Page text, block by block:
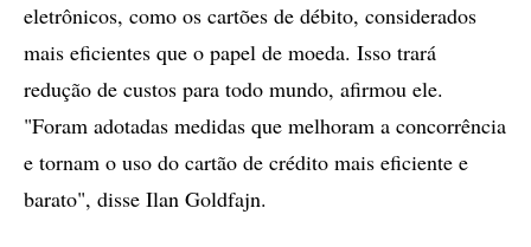
eletrônicos, como os cartões de débito, considerados
mais eficientes que o papel de moeda. Isso trará
redução de custos para todo mundo, afirmou ele.
"Foram adotadas medidas que melhoram a concorrência
e tornam o uso do cartão de crédito mais eficiente e
barato", disse Ilan Goldfajn.